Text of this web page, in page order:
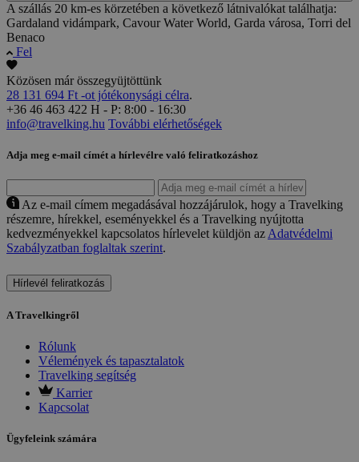
A szállás 20 km-es körzetében a következő látnivalókat találhatja:
Gardaland vidámpark, Cavour Water World, Garda városa, Torri del
Benaco
Fel
Közösen már összegyüjtöttünk
28 131 694 Ft -ot jótékonysági célra.
+36 46 463 422 H - P: 8:00 - 16:30
info@travelking.hu További elérhetőségek
Adja meg e-mail címét a hírlevélre való feliratkozáshoz
Az e-mail címem megadásával hozzájárulok, hogy a Travelking
részemre, hírekkel, eseményekkel és a Travelking nyújtotta
kedvezményekkel kapcsolatos hírlevelet küldjön az Adatvédelmi
Szabályzatban foglaltak szerint.
Hírlevél feliratkozás
A Travelkingről
Rólunk
Vélemények és tapasztalatok
Travelking segítség
Karrier
Kapcsolat
Ügyfeleink számára